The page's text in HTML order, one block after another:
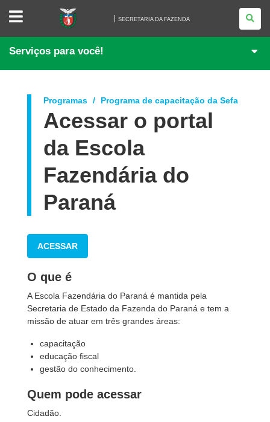
SECRETARIA
FAZENDA
SECRETARIA DA FAZENDA
Serviços para você!
Programas Programa de capacitação da Sefa
Acessar o portal
da Escola
Fazendária do
Paraná
ACESSAR
O que é
A Escola Fazendária do Paraná é mantida pela
Secretaria de Estado da Fazenda do Paraná e tem a
missão de atuar em três grandes áreas:
capacitação
educação fiscal
gestão do conhecimento.
Quem pode acessar
Cidadão.